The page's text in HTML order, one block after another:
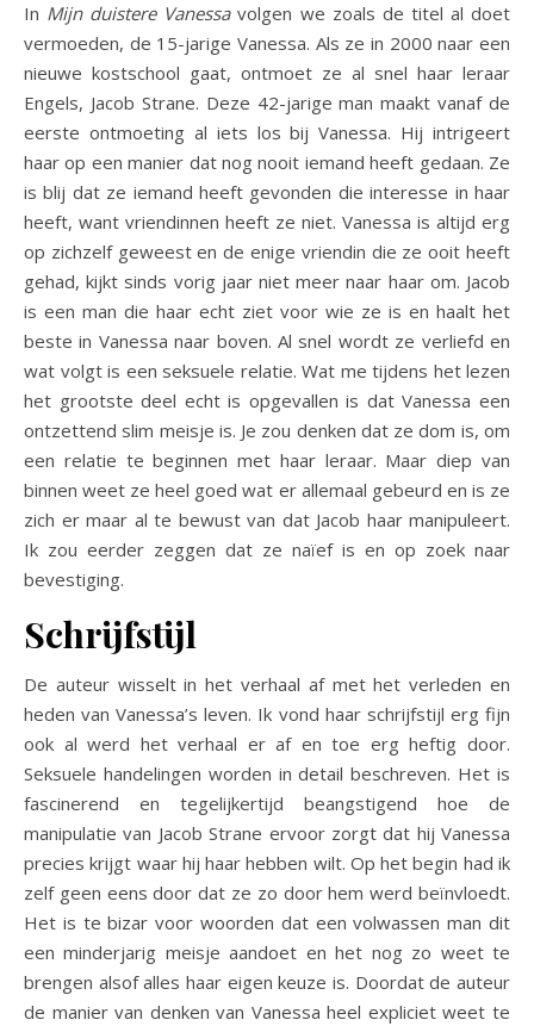
In Mijn duistere Vanessavolgen we zoals de titel al doet
vermoeden, de 15-jarige Vanessa. Als ze in 2000 naar een
nieuwe kostschool gaat, ontmoet ze al snel haar leraar
Engels, Jacob Strane. Deze 42-jarige man maakt vanaf de
eerste ontmoeting al iets los bij Vanessa. Hij intrigeert
haar op een manier dat nog nooit iemand heeft gedaan. Ze
is blij dat ze iemand heeft gevonden die interesse in haar
heeft, want vriendinnen heeft ze niet. Vanessa is altijd erg
op zichzelf geweest en de enige vriendin die ze ooit heeft
gehad, kijkt sinds vorig jaar niet meer naar haar om. Jacob
is een man die haar echt ziet voor wie ze is en haalt het
beste in Vanessa naar boven. Al snel wordt ze verliefd en
wat volgt is een seksuele relatie. Wat me tijdens het lezen
het grootste deel echt is opgevallen is dat Vanessa een
ontzettend slim meisje is. Je zou denken dat ze dom is, om
een relatie te beginnen met haar leraar. Maar diep van
binnen weet ze heel goed wat er allemaal gebeurd en is ze
zich er maar al te bewust van dat Jacob haar manipuleert.
Ik zou eerder zeggen dat ze naïef is en op zoek naar
bevestiging.
Schrijfstijl
De auteur wisselt in het verhaal af met het verleden en
heden van Vanessa’s leven. Ik vond haar schrijfstijl erg fijn
ook al werd het verhaal er af en toe erg heftig door.
Seksuele handelingen worden in detail beschreven. Het is
fascinerend en tegelijkertijd beangstigend hoe de
manipulatie van Jacob Strane ervoor zorgt dat hij Vanessa
precies krijgt waar hij haar hebben wilt. Op het begin had ik
zelf geen eens door dat ze zo door hem werd beïnvloedt.
Het is te bizar voor woorden dat een volwassen man dit
een minderjarig meisje aandoet en het nog zo weet te
brengen alsof alles haar eigen keuze is. Doordat de auteur
de manier van denken van Vanessa heel expliciet weet te